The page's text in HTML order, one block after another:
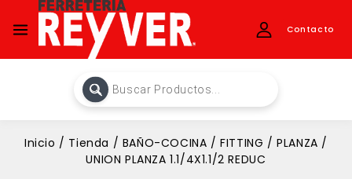
Contacto
Inicio / Tienda / BAÑO-COCINA / FITTING / PLANZA /
UNION PLANZA 1.1/4X1.1/2 REDUC